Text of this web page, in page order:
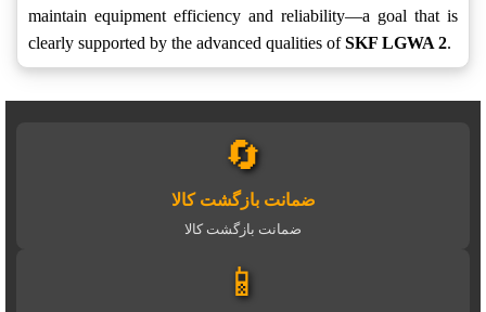
maintain equipment efficiency and reliability—a goal that is
clearly supported by the advanced qualities ofSKF LGWA 2.
🔄
ضمانت بازگشت کالا
ضمانت بازگشت کالا
📱